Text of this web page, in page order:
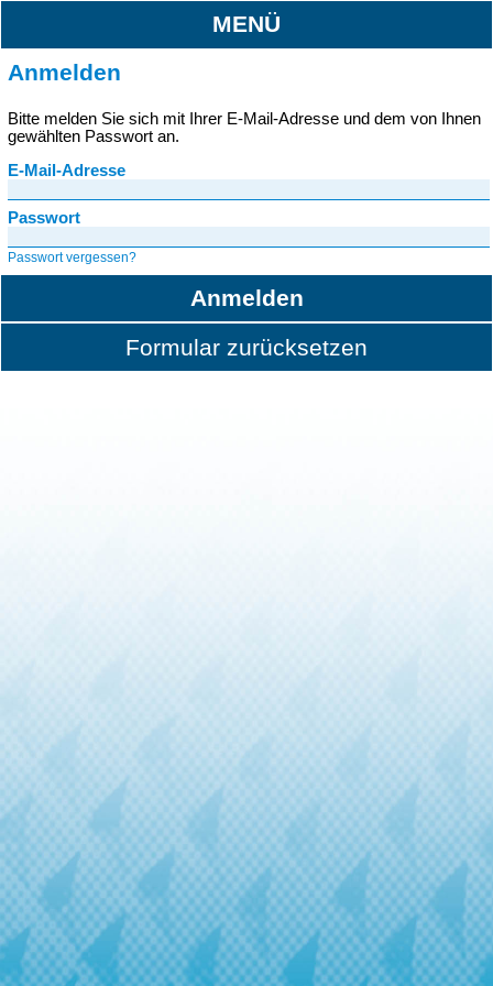
MENÜ
Anmelden
Bitte melden Sie sich mit Ihrer E-Mail-Adresse und dem von Ihnen
gewählten Passwort an.
E-Mail-Adresse
Passwort
Passwort vergessen?
Anmelden
Formular zurücksetzen